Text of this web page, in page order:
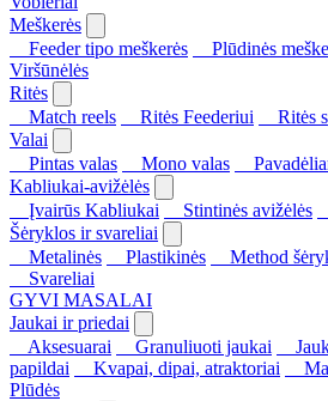
Meškerės
Feeder tipo meškerės
Plūdinės
Viršūnėlės
Ritės
Match reels
Ritės Feederiui
Ritės
Valai
Pintas valas
Mono valas
Kabliukai-avižėlės
Įvairūs Kabliukai
Stintinės avižėlės
Šėryklos ir svareliai
Metalinės
Plastikinės Method
Svareliai
GYVI MASALAI
Jaukai ir priedai
Aksesuarai
Granuliuoti jaukai
papildai
Kvapai, dipai, atraktoriai
Plūdės